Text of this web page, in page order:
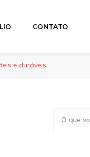
CONTATO
e duráveis